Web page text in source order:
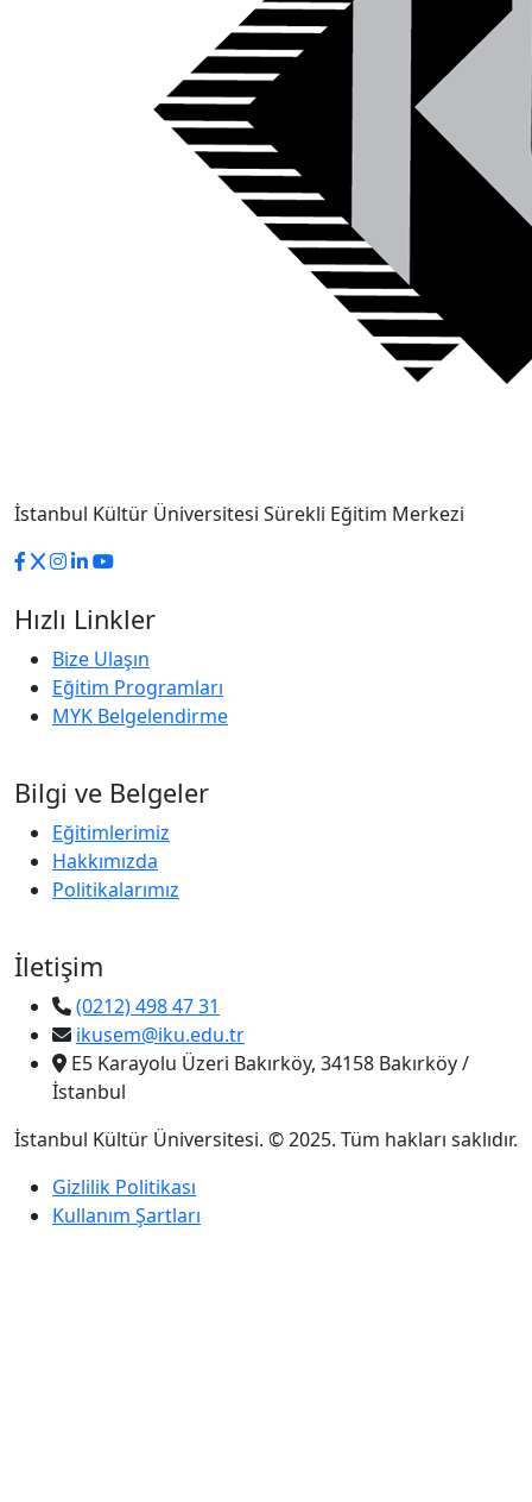
İstanbul Kültür Üniversitesi Sürekli Eğitim Merkezi
Hızlı Linkler
Bize Ulaşın
Eğitim Programları
MYK Belgelendirme
Bilgi ve Belgeler
Eğitimlerimiz
Hakkımızda
Politikalarımız
İletişim
(0212) 498 47 31
ikusem@iku.edu.tr
E5 Karayolu Üzeri Bakırköy, 34158 Bakırköy /
İstanbul
İstanbul Kültür Üniversitesi. © 2025. Tüm hakları saklıdır.
Gizlilik Politikası
Kullanım Şartları